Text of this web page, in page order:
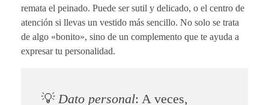
remata el peinado. Puede ser sutil y delicado, o el centro de
atención si llevas un vestido más sencillo. No solo se trata
de algo «bonito», sino de un complemento que te ayuda a
expresar tu personalidad.
💡 Dato personal: A veces,